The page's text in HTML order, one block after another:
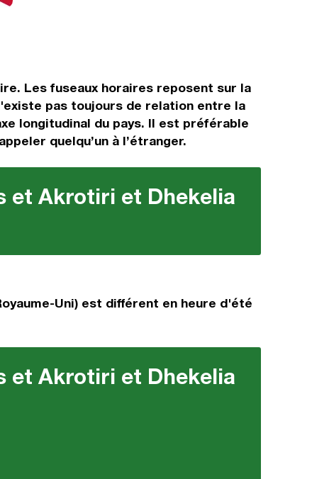
Les fuseaux horaires reposent sur la
pas toujours de relation entre la
longitudinal du pays. Il est préférable
quelqu’un à l’étranger.
et Akrotiri et Dhekelia
Uni) est différent en heure d'été
et Akrotiri et Dhekelia